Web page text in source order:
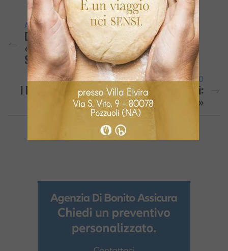
ARTICOLO PRECEDENTE
Dieci Intossicati Nell’area Flegrea:
«Potrebbe Non Essere Mandragora Ma
Stramonio O Altra Pianta Similare»
ARTICOLO SUCCESSIVO
I LETTORI SEGNALANO/ «Erbacce E Serpenti:
Lo Scempio Tra I Lotti Di Monterusciello»